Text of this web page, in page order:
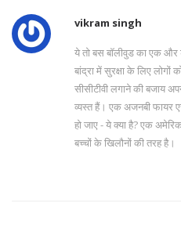
vikram singh
ये तो बस बॉलीवुड का एक
बांद्रा में सुरक्षा के लिए
सीसीटीवी लगाने की बजाय
व्यस्त हैं। एक अजनबी फायर
हो जाए - ये क्या है? एक
बच्चों के खिलौनों की तरह है।